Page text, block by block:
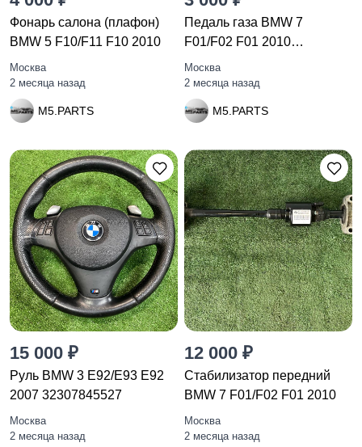
Фонарь салона (плафон)
BMW 5 F10/F11 F10 2010
Москва
2 месяца назад
M5.PARTS
Педаль газа BMW 7
F01/F02 F01 2010
35426789998
Москва
2 месяца назад
M5.PARTS
15 000 ₽
Руль BMW 3 E92/E93 E92
2007 32307845527
Москва
2 месяца назад
12 000 ₽
Стабилизатор передний
BMW 7 F01/F02 F01 2010
Москва
2 месяца назад